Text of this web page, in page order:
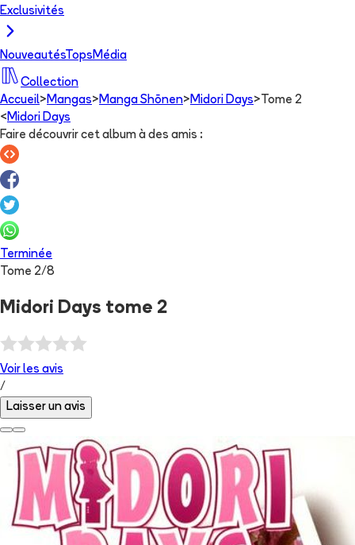
Exclusivités
NouveautésTops Média
Collection
Accueil> Mangas> Manga Shōnen> Midori Days> Tome 2
< Midori Days
Faire découvrir cet album à des amis :
Terminée
Tome 2/8
Midori Days tome 2
Voir les avis
/
Laisser un avis